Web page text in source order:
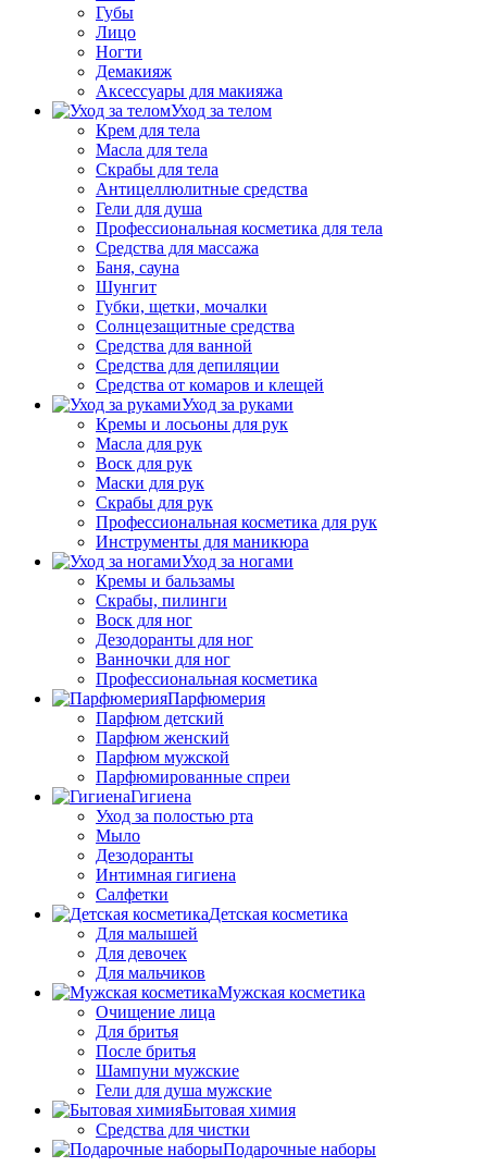
Губы
Лицо
Ногти
Демакияж
Аксессуары для макияжа
Уход за телом
Крем для тела
Масла для тела
Скрабы для тела
Антицеллюлитные средства
Гели для душа
Профессиональная косметика для тела
Средства для массажа
Баня, сауна
Шунгит
Губки, щетки, мочалки
Солнцезащитные средства
Средства для ванной
Средства для депиляции
Средства от комаров и клещей
Уход за руками
Кремы и лосьоны для рук
Масла для рук
Воск для рук
Маски для рук
Скрабы для рук
Профессиональная косметика для рук
Инструменты для маникюра
Уход за ногами
Кремы и бальзамы
Скрабы, пилинги
Воск для ног
Дезодоранты для ног
Ванночки для ног
Профессиональная косметика
Парфюмерия
Парфюм детский
Парфюм женский
Парфюм мужской
Парфюмированные спреи
Гигиена
Уход за полостью рта
Мыло
Дезодоранты
Интимная гигиена
Салфетки
Детская косметика
Для малышей
Для девочек
Для мальчиков
Мужская косметика
Очищение лица
Для бритья
После бритья
Шампуни мужские
Гели для душа мужские
Бытовая химия
Средства для чистки
Подарочные наборы